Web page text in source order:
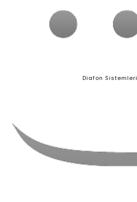
Diafon Sistemleri